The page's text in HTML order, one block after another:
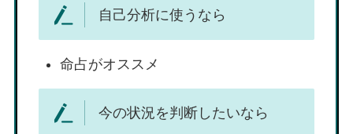
自己分析に使うなら
命占がオススメ
今の状況を判断したいなら